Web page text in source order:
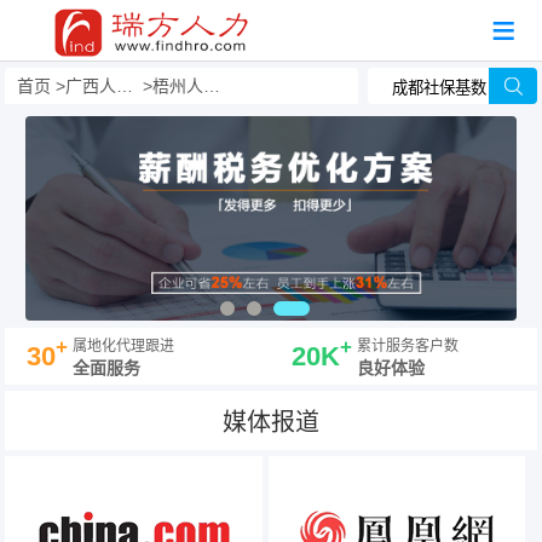
首页 广西人事外包 梧州人力资源事务外包
30+ 属地化代理跟进
全面服务 20K+ 累计服务客户数
良好体验
媒体报道